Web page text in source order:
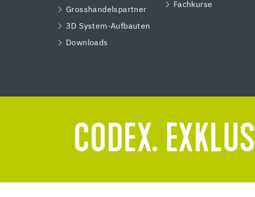
Grosshandelspartner
3D System-Aufbauten
Downloads
Fachkurse
CODEX.